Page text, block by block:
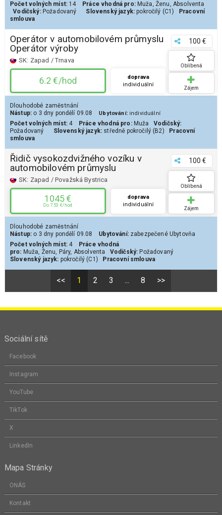
Počet volných míst: 14 Práce vhodná pro:Muža, Ženu, Absolventa
Vodičský: Požadovaný Slovenský jazyk: pokročilý (C1)
Pracovní
smlouva
Operátor v automobilovém průmyslu
Operátor výroby
SK: Zapad / Trnava
100 €
6.2 €/hod
doprava
individuální
Oblíbená
Zájem
Dlouhodobé zaměstnání
Nástup: o 3 dny pondělí 09.08 Ubytování: individuální
Počet volných míst: 4 Práce vhodná pro:Muža
Vodičský:
Požadovaný
Slovenský jazyk: středně pokročilý (B2)
Pracovní
smlouva
Řidič vysokozdvižného vozíku v
automobilovém průmyslu
SK: Zapad / Považská Bystrica
100 €
1045 €
Do 7.53 €/hod
doprava
individuální
Oblíbená
Zájem
Dlouhodobé zaměstnání
Nástup: o 3 dny pondělí 09.08 Ubytování:zabezpečené Ubytovňa
Počet volných míst: 4
Práce vhodná
pro: Muža, Ženu, Páry, Absolventa Vodičský: Požadovaný
Slovenský jazyk: pokročilý (C1) Pracovní smlouva
<< 1 2 3 ... 8 >>
Sociální sítě
Facebook
Instagram
YouTube
TikTok
X
LinkedIn
Mapa Stránky
ONÁS
Kontakt